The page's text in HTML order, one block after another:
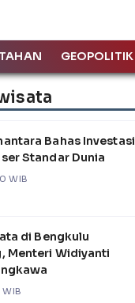
GEOPOLITIK
Bahas Investasi
Standar Dunia
WIB
di Bengkulu
Menteri Widiyanti
WIB